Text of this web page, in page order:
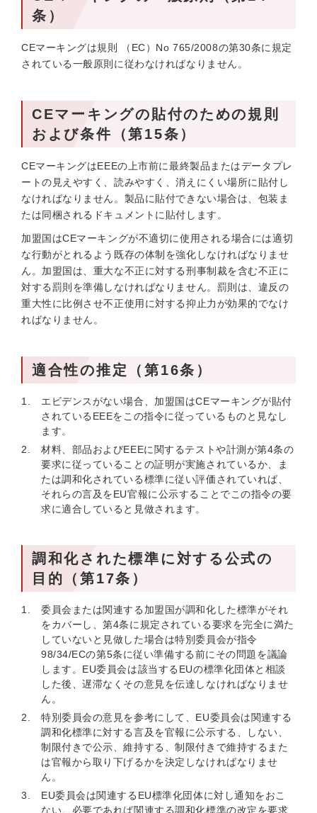
条）
CEマーキングは規則 （EC）No 765/2008の第30条に規定
されている一般原則に従わなければなりません。
CEマーキングの貼付のための規則
および条件（第15条）
CEマーキングはEEEの上市前に最終製品またはデータプレ
ートの見えやすく、読みやすく、消えにくい場所に貼付し
なければなりません。製品に貼付できない場合は、包装ま
たは同梱されるドキュメントに貼付します。
加盟国はCEマーキングが不適切に使用される場合には適切
な行動がとれるよう既存の体制を強化しなければなりませ
ん。加盟国は、重大な不正に対する刑事制裁を含む不正に
対する罰則を準備しなければなりません。罰則は、違反の
重大性に比例させ不正使用に対する抑止力が効果的でなけ
ればなりません。
適合性の推定（第16条）
エビデンスがない場合、加盟国はCEマーキングが貼付
されているEEEをこの指令に従っているものと見なし
ます。
材料、部品およびEEEに関するテストや計測が第4条の
要求に従っていることの証明が実施されているか、ま
たは調和化されている標準に従い評価されていれば、
それらの言及をEU官報に公示することでこの指令の要
求に適合していると見做されます。
調和化された標準に対する公式の
目的（第17条）
委員会または関連する加盟国が調和化した標準がそれ
をカバーし、第4条に規定されている要求を完全に満た
していないと見做した場合は特別委員会が指令
98/34/ECの第5条に従い準備する前にその問題を議論
します。EU委員会は該当するEUの標準化団体と相談
した後、遅滞なくその意見を伝達しなければなりませ
ん。
特別委員会の意見を参考にして、EU委員会は関連する
調和化標準に対する言及を官報に公示する、しない、
制限付きで公示、維持する、制限付きで維持するまた
は官報から取り下げるかを決定しなければなりませ
ん。
EU委員会は関連するEU標準化団体に対し通知をおこ
ない、必要であれば関連する調和化標準の改定を要求